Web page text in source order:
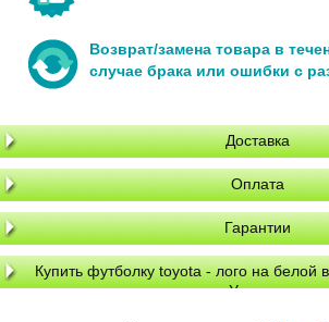
Возврат/замена товара в
случае брака или ошибки с
Доставка
Оплата
Гарантии
Купить футболку toyota - лого на белой
Украине